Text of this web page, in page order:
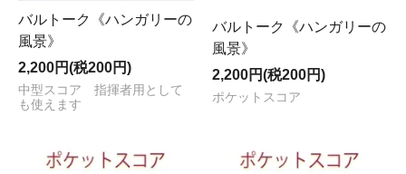
バルトーク《ハンガリーの
風景》
2,200円(税200円)
中型スコア 指揮者用として
も使えます
バルトーク《ハンガリーの
風景》
2,200円(税200円)
ポケットスコア